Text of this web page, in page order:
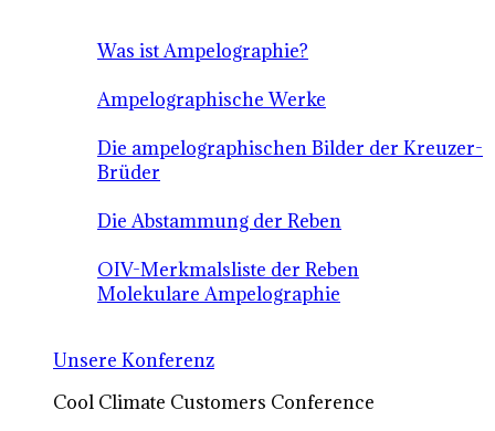
Was ist Ampelographie?
Ampelographische Werke
Die ampelographischen Bilder der Kreuzer-
Brüder
Die Abstammung der Reben
OIV-Merkmalsliste der Reben
Molekulare Ampelographie
Unsere Konferenz
Cool Climate Customers Conference